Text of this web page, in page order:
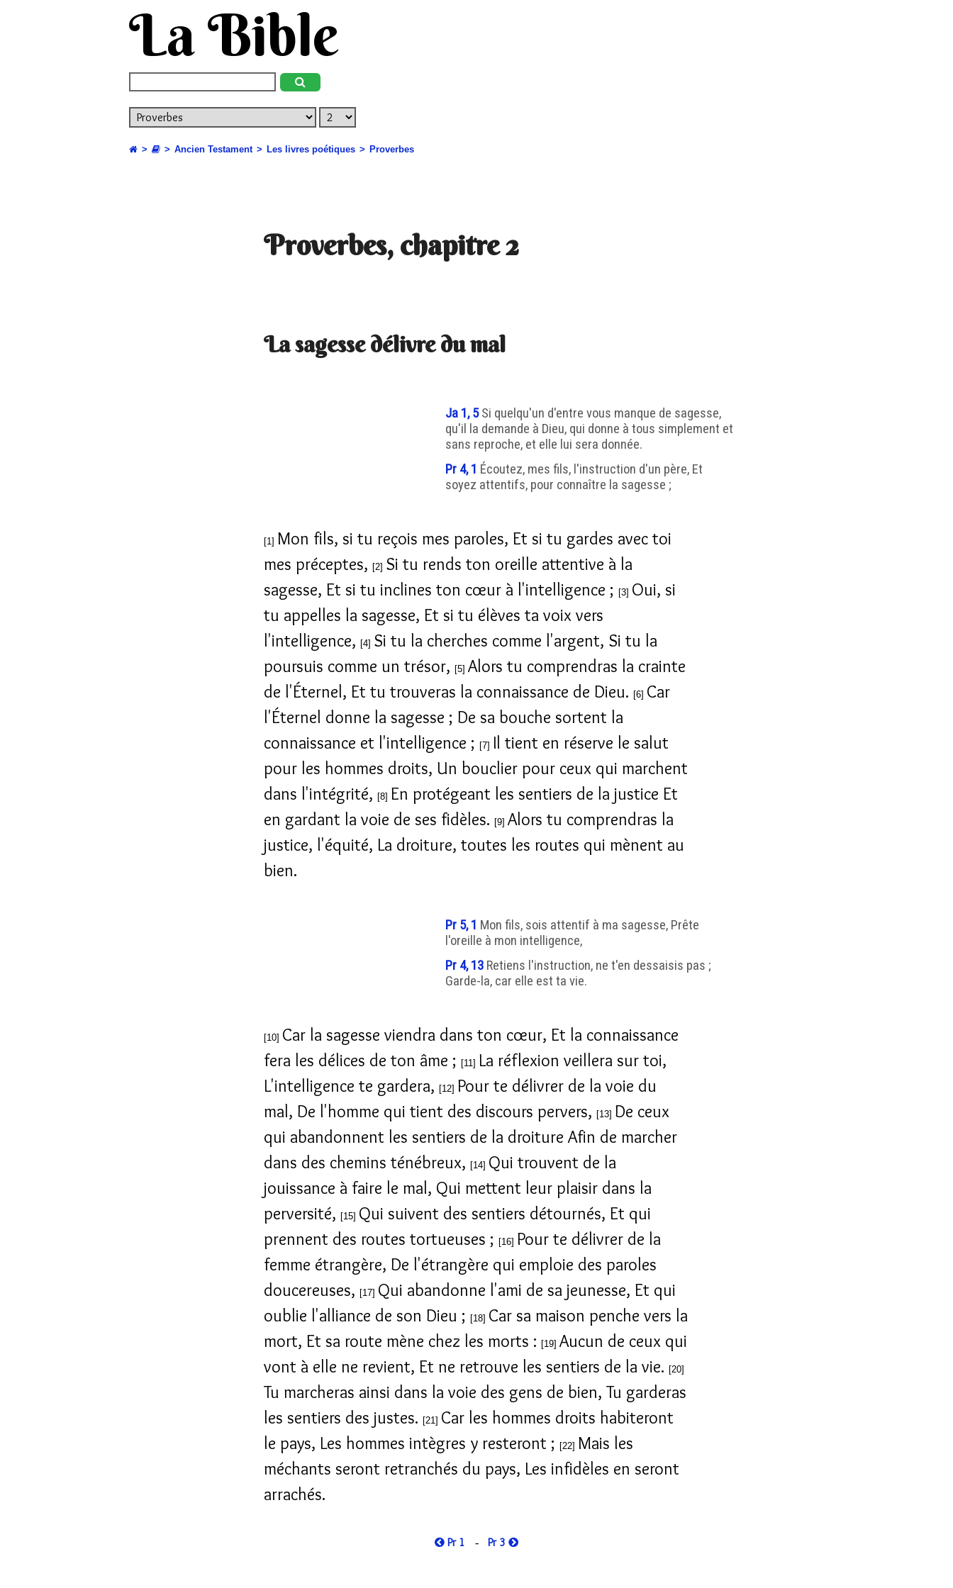
La Bible
Ancien Testament Les livres poétiques Proverbes
Proverbes, chapitre 2
La sagesse délivre du mal
Ja 1, 5Si quelqu'un d'entre vous manque de sagesse,
qu'il la demande à Dieu, qui donne à tous simplement et
sans reproche, et elle lui sera donnée.
Pr 4, 1 Écoutez, mes fils, l'instruction d'un père, Et
soyez attentifs, pour connaître la sagesse ;
[1] Mon fils, si tu reçois mes paroles, Et si tu gardes avec toi
mes préceptes, [2] Si tu rends ton oreille attentive à la
sagesse, Et si tu inclines ton cœur à l'intelligence ;
[3] Oui, si
tu appelles la sagesse, Et si tu élèves ta voix vers
l'intelligence, [4] Si tu la cherches comme l'argent, Si tu la
poursuis comme un trésor, [5] Alors tu comprendras la crainte
de l'Éternel, Et tu trouveras la connaissance de Dieu. [6] Car
l'Éternel donne la sagesse ; De sa bouche sortent la
connaissance et l'intelligence ;
[7] Il tient en réserve le salut
pour les hommes droits, Un bouclier pour ceux qui marchent
dans l'intégrité, [8] En protégeant les sentiers de la justice Et
en gardant la voie de ses fidèles. [9] Alors tu comprendras la
justice, l'équité, La droiture, toutes les routes qui mènent au
bien.
Pr 5, 1 Mon fils, sois attentif à ma sagesse, Prête
l'oreille à mon intelligence,
Pr 4, 13 Retiens l'instruction, ne t'en dessaisis pas ;
Garde-la, car elle est ta vie.
[10] Car la sagesse viendra dans ton cœur, Et la connaissance
fera les délices de ton âme ;
[11] La réflexion veillera sur toi,
L'intelligence te gardera, [12] Pour te délivrer de la voie du
mal, De l'homme qui tient des discours pervers, [13] De ceux
qui abandonnent les sentiers de la droiture Afin de marcher
dans des chemins ténébreux, [14] Qui trouvent de la
jouissance à faire le mal, Qui mettent leur plaisir dans la
perversité, [15] Qui suivent des sentiers détournés, Et qui
prennent des routes tortueuses ;
[16] Pour te délivrer de la
femme étrangère, De l'étrangère qui emploie des paroles
doucereuses, [17] Qui abandonne l'ami de sa jeunesse, Et qui
oublie l'alliance de son Dieu ;
[18] Car sa maison penche vers la
mort, Et sa route mène chez les morts : [19] Aucun de ceux qui
vont à elle ne revient, Et ne retrouve les sentiers de la vie. [20]
Tu marcheras ainsi dans la voie des gens de bien, Tu garderas
les sentiers des justes. [21] Car les hommes droits habiteront
le pays, Les hommes intègres y resteront ;
[22] Mais les
méchants seront retranchés du pays, Les infidèles en seront
arrachés.
Pr 1 - Pr 3